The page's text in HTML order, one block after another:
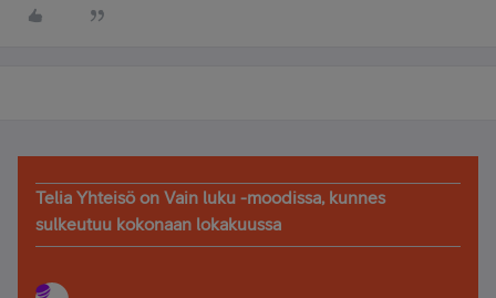
Telia Yhteisö on Vain luku -moodissa, kunnes
sulkeutuu kokonaan lokakuussa